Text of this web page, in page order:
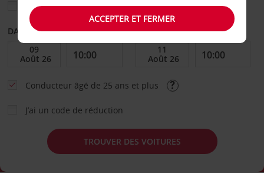
Sélectionnez une autre agence de retour
DATE DE DÉBUT DATE DE FIN
Conducteur âgé de 25 ans et plus
J’ai un code de réduction
TROUVER DES VOITURES
ACCEPTER ET FERMER